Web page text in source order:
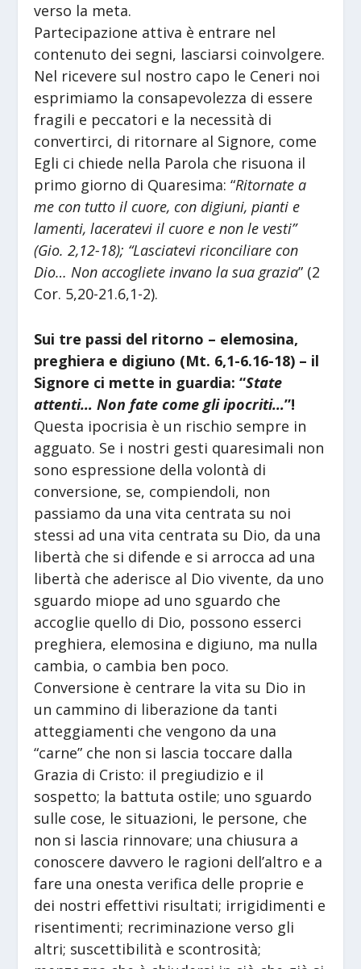
verso la meta.
Partecipazione attiva è entrare nel
contenuto dei segni, lasciarsi coinvolgere.
Nel ricevere sul nostro capo le Ceneri noi
esprimiamo la consapevolezza di essere
fragili e peccatori e la necessità di
convertirci, di ritornare al Signore, come
Egli ci chiede nella Parola che risuona il
primo giorno di Quaresima: “Ritornate a
me con tutto il cuore, con digiuni, pianti e
lamenti, laceratevi il cuore e non le vesti”
(Gio. 2,12-18); “Lasciatevi riconciliare con
Dio… Non accogliete invano la sua grazia” (2
Cor. 5,20-21.6,1-2).
Sui tre passi del ritorno – elemosina,
preghiera e digiuno (Mt. 6,1-6.16-18) – il
Signore ci mette in guardia: “State
attenti… Non fate come gli ipocriti…”!
Questa ipocrisia è un rischio sempre in
agguato. Se i nostri gesti quaresimali non
sono espressione della volontà di
conversione, se, compiendoli, non
passiamo da una vita centrata su noi
stessi ad una vita centrata su Dio, da una
libertà che si difende e si arrocca ad una
libertà che aderisce al Dio vivente, da uno
sguardo miope ad uno sguardo che
accoglie quello di Dio, possono esserci
preghiera, elemosina e digiuno, ma nulla
cambia, o cambia ben poco.
Conversione è centrare la vita su Dio in
un cammino di liberazione da tanti
atteggiamenti che vengono da una
“carne” che non si lascia toccare dalla
Grazia di Cristo: il pregiudizio e il
sospetto; la battuta ostile; uno sguardo
sulle cose, le situazioni, le persone, che
non si lascia rinnovare; una chiusura a
conoscere davvero le ragioni dell’altro e a
fare una onesta verifica delle proprie e
dei nostri effettivi risultati; irrigidimenti e
risentimenti; recriminazione verso gli
altri; suscettibilità e scontrosità;